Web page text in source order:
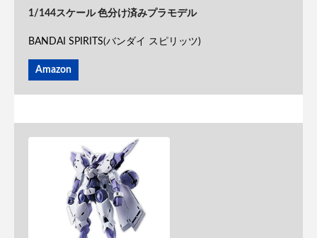
1/144スケール 色分け済みプラモデル
BANDAI SPIRITS(バンダイ スピリッツ)
Amazon